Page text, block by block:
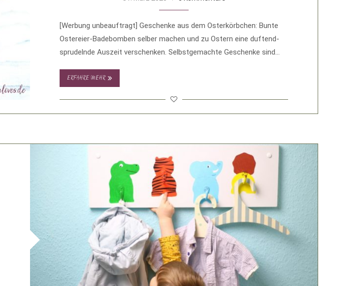
[Werbung unbeauftragt] Geschenke aus dem Osterkörbchen: Bunte
Ostereier-Badebomben selber machen und zu Ostern eine duftend-
sprudelnde Auszeit verschenken. Selbstgemachte Geschenke sind
ERFAHRE MEHR